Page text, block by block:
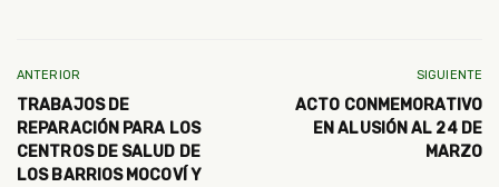
ANTERIOR
TRABAJOS DE
REPARACIÓN PARA LOS
CENTROS DE SALUD DE
LOS BARRIOS MOCOVÍ Y
SIGUIENTE
ACTO CONMEMORATIVO
EN ALUSIÓN AL 24 DE
MARZO